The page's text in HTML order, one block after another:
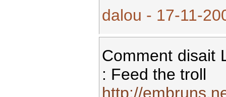
dalou - 17-11-
Comment disait
: Feed the troll
http://